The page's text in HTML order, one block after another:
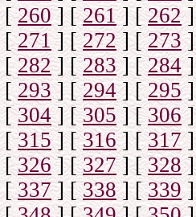
[260] [261] [262]
[271] [272] [273]
[282] [283] [284]
[293] [294] [295]
[304] [305] [ 306]
[315] [316] [317]
[326] [327] [328]
[337] [338] [339]